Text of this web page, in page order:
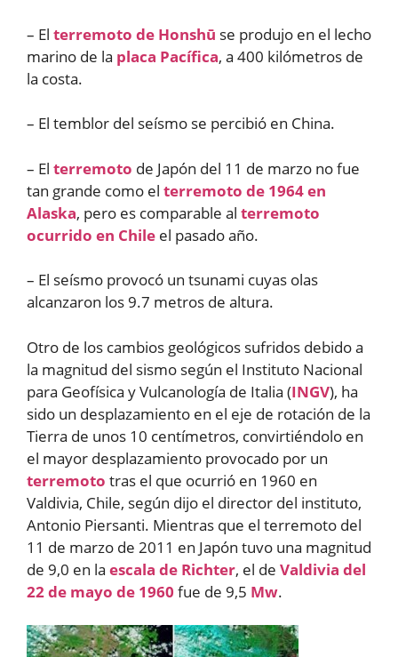
– El terremoto de Honshū se produjo en el lecho
marino de la placa Pacífica, a 400 kilómetros de
la costa.
– El temblor del seísmo se percibió en China.
– El terremoto de Japón del 11 de marzo no fue
tan grande como el terremoto de 1964 en
Alaska, pero es comparable al terremoto
ocurrido en Chile el pasado año.
– El seísmo provocó un tsunami cuyas olas
alcanzaron los 9.7 metros de altura.
Otro de los cambios geológicos sufridos debido a
la magnitud del sismo según el Instituto Nacional
para Geofísica y Vulcanología de Italia (INGV), ha
sido un desplazamiento en el eje de rotación de la
Tierra de unos 10 centímetros, convirtiéndolo en
el mayor desplazamiento provocado por un
terremoto tras el que ocurrió en 1960 en
Valdivia, Chile, según dijo el director del instituto,
Antonio Piersanti. Mientras que el terremoto del
11 de marzo de 2011 en Japón tuvo una magnitud
de 9,0 en la escala de Richter, el de Valdivia del
22 de mayo de 1960 fue de 9,5 Mw.